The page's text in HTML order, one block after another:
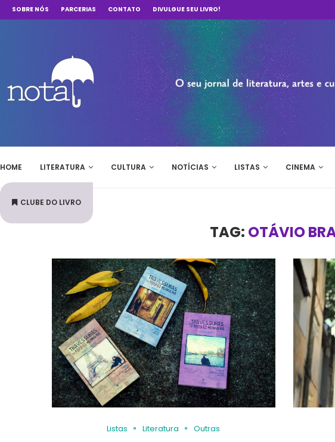
SOBRE NÓS PARCERIAS CONTATO DIVULGUE SEU LIVRO!
HOME LITERATURA CULTURA NOTÍCIAS LISTAS CINEMA
CLUBE DO LIVRO
TAG: OTÁVIO
Listas Literatura Outras